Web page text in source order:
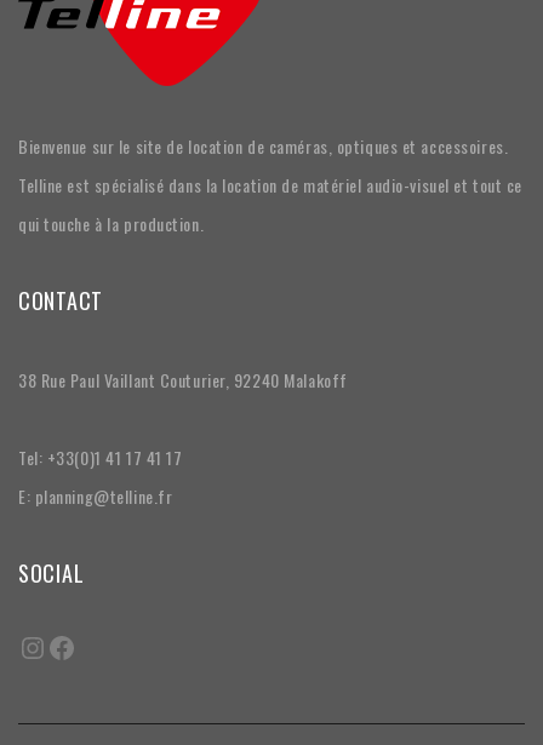
Bienvenue sur le site de location de caméras, optiques et accessoires.
Telline est spécialisé dans la location de matériel audio-visuel et tout ce
qui touche à la production.
CONTACT
38 Rue Paul Vaillant Couturier, 92240 Malakoff
Tel: +33(0)1 41 17 41 17
E: planning@telline.fr
SOCIAL